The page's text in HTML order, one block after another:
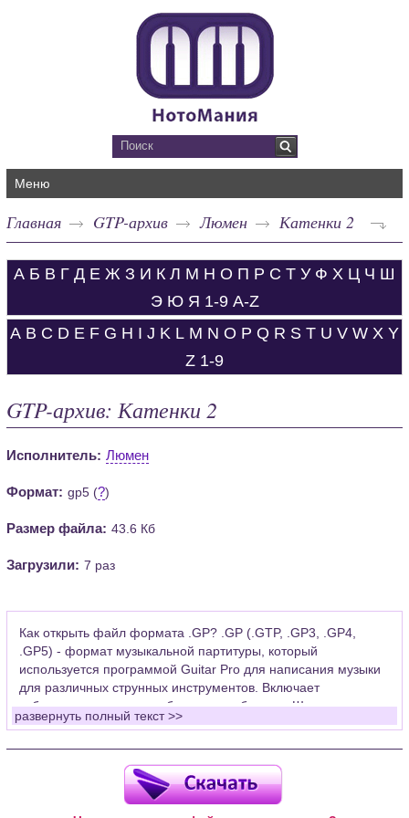
Меню
Главная GTP-архив Люмен Катенки 2
А Б В Г Д Е Ж З И К Л М Н О П Р С Т У Ф Х Ц Ч Ш
Э Ю Я 1-9 A-Z
A B C D E F G H I J K L M N O P Q R S T U V W X Y
Z 1-9
GTP-архив: Катенки 2
Исполнитель: Люмен
Формат: gp5 (?)
Размер файла: 43.6 Кб
Загрузили: 7 раз
Как открыть файл формата .GP? .GP (.GTP, .GP3, .GP4,
.GP5) - формат музыкальной партитуры, который
используется программой Guitar Pro для написания музыки
для различных струнных инструментов. Включает
табулатуры для гитары, бас-гитары, банджо. Широко
применяется для создания партитур, которые затем
Для открытия нот этого формата Вам необходимо
установить у себя на рабочем компьютере программу Guitar
Pro (желательно, последней версии). Скачать её можно с
развернуть полный текст >>